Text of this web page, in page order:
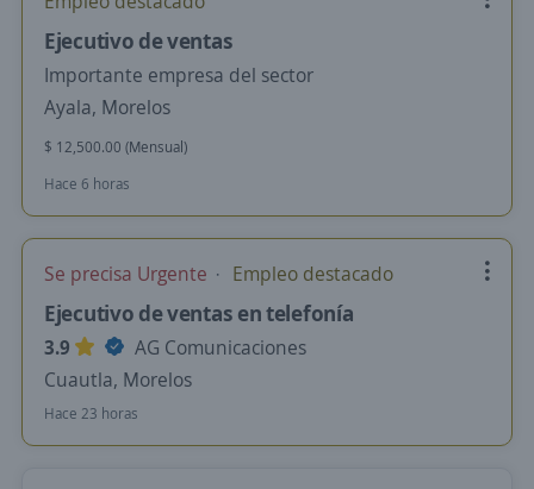
Ejecutivo de ventas
Importante empresa del sector
Ayala, Morelos
$ 12,500.00 (Mensual)
Hace 6 horas
Se precisa Urgente Empleo destacado
Ejecutivo de ventas en telefonía
3.9
AG Comunicaciones
Cuautla, Morelos
Hace 23 horas